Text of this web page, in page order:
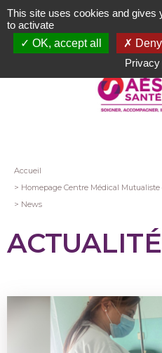
Aller
au
contenu
Fil
d'Ariane
Accueil
Homepage Centre Médical Mutualiste
News
This site uses cookies and gives
to activate
OK, accept all